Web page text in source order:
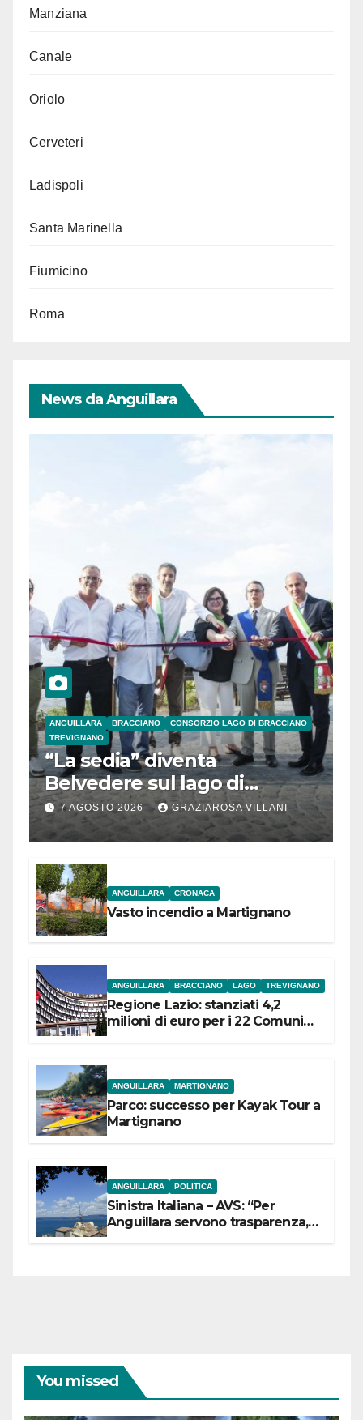
Manziana
Canale
Oriolo
Cerveteri
Ladispoli
Santa Marinella
Fiumicino
Roma
News da Anguillara
ANGUILLARA BRACCIANO
CONSORZIO LAGO DI BRACCIANO
TREVIGNANO
“La sedia” diventa
Belvedere sul lago di
Bracciano: ieri
l’inaugurazione
7 AGOSTO 2026 GRAZIAROSA VILLANI
ANGUILLARA CRONACA
Vasto incendio a Martignano
ANGUILLARA BRACCIANO LAGO TREVIGNANO
Regione Lazio: stanziati 4,2
milioni di euro per i 22 Comuni
ANGUILLARA MARTIGNANO
Parco: successo per Kayak Tour a
Martignano
ANGUILLARA POLITICA
Sinistra Italiana – AVS: “Per
Anguillara servono trasparenza,
You missed